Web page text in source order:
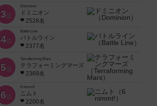
3位
Dominion
ドミニオン
2528名
4位
Battle Line
バトルライン
2377名
5位
Terraforming Mars
テラフォーミングマーズ
2369名
6位
6 nimmt!
ニムト
2200名